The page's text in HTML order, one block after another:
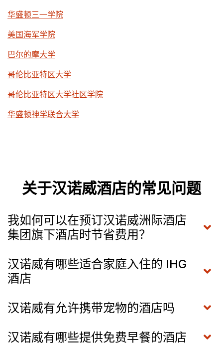
华盛顿三一学院
美国海军学院
巴尔的摩大学
哥伦比亚特区大学
哥伦比亚特区大学社区学院
华盛顿神学联合大学
关于汉诺威酒店的常见问题
我如何可以在预订汉诺威洲际酒店
集团旗下酒店时节省费用？
汉诺威有哪些适合家庭入住的 IHG
酒店
汉诺威有允许携带宠物的酒店吗
汉诺威有哪些提供免费早餐的酒店